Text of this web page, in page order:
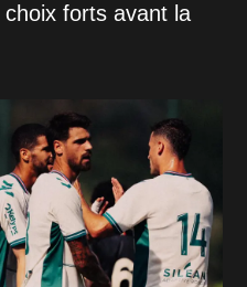
forts avant la